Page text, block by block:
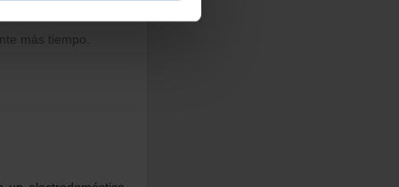
más tiempo.